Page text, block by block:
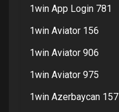
1win App Login 781
1win Aviator 156
1win Aviator 906
1win Aviator 975
1win Azerbaycan 157